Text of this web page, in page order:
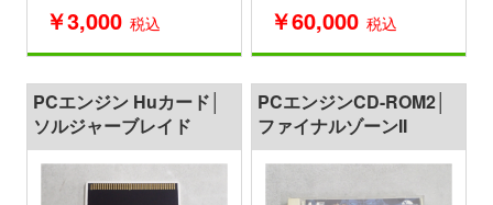
￥3,000 税込 ￥60,000 税込
PCエンジン Huカード│
ソルジャーブレイド
PCエンジンCD-ROM2│
ファイナルゾーンII